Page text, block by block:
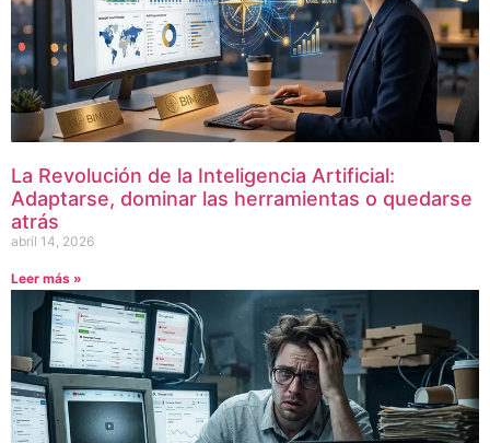
La Revolución de la Inteligencia Artificial:
Adaptarse, dominar las herramientas o quedarse
atrás
abril 14, 2026
Leer más »